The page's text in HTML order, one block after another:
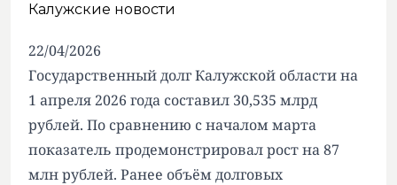
Калужские новости
22/04/2026
Государственный долг Калужской области на
1 апреля 2026 года составил 30,535 млрд
рублей. По сравнению с началом марта
показатель продемонстрировал рост на 87
млн рублей. Ранее объём долговых